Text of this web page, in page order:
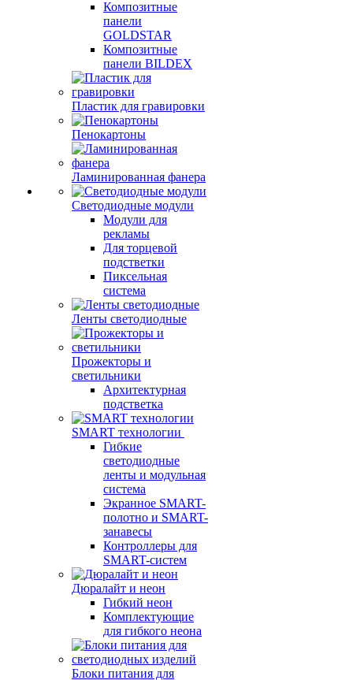
Композитные
панели
GOLDSTAR
Композитные
панели BILDEX
Пластик для гравировки
Пенокартоны
Ламинированная фанера
Светодиодные модули
Модули для
рекламы
Для торцевой
подстветки
Пиксельная
система
Ленты светодиодные
Прожекторы и
светильники
Архитектурная
подстветка
SMART технологии
Гибкие
светодиодные
ленты и модульная
система
Экранное SMART-
полотно и SMART-
занавесы
Контроллеры для
SMART-систем
Дюралайт и неон
Гибкий неон
Комплектующие
для гибкого неона
Блоки питания для